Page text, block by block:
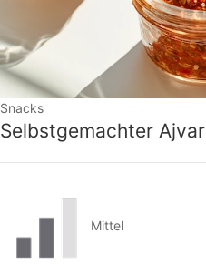
Snacks
Selbstgemachter Ajvar
Mittel